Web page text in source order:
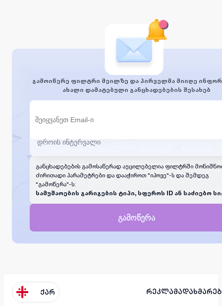
გამოიწერე ფილტრი მეილზე და პირველმა მიიღე
ახალი დამატებული განცხადებების შესახებ
განცხადებების გამოსაწერად აუცილებელია ფილტრში
ძირითადი პარამეტრები და დააჭიროთ "იპოვე"-ს და შემდეგ
"გამოწერა"-ს:
სამუშაოების გარიგების ტიპი, სფეროს ID ან საძიებო
გამოწერა
ქარ რეკლამა